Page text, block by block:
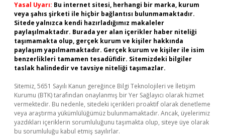
Yasal Uyarı: Bu internet sitesi, herhangi bir marka, kurum
veya şahıs şirketi ile hiçbir bağlantısı bulunmamaktadır.
Sitede yalnızca kendi hazırladığımız makaleler
paylaşılmaktadır. Burada yer alan içerikler haber niteliği
taşımamakta olup, gerçek kurum ve kişiler hakkında
paylaşım yapılmamaktadır. Gerçek kurum ve kişiler ile isim
benzerlikleri tamamen tesadüfidir. Sitemizdeki bilgiler
taslak halindedir ve tavsiye niteliği taşımazlar.
Sitemiz, 5651 Sayılı Kanun gereğince Bilgi Teknolojileri ve İletişim
Kurumu (BTK) tarafından onaylanmış bir Yer Sağlayıcı olarak hizmet
vermektedir. Bu nedenle, sitedeki içerikleri proaktif olarak denetleme
veya araştırma yükümlülüğümüz bulunmamaktadır. Ancak, üyelerimiz
yazdıkları içeriklerin sorumluluğunu taşımakta olup, siteye üye olarak
bu sorumluluğu kabul etmiş sayılırlar.